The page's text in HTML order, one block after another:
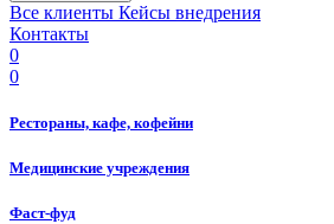
Все клиенты Кейсы внедрения
Контакты
0
0
Рестораны, кафе, кофейни
Медицинские учреждения
Фаст-фуд